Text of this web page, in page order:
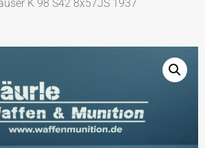
K 98 S42 8x57JS 1937